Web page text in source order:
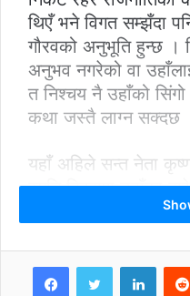
थिएँ भने विगत सम्झँदा
गौरवको अनुभूति हुन्छ ।
अनुभव नगरेको वा
त निश्चय नै उहाँको
कथा जस्तै लाग्न सक्दछ
यहाँ अहिले सन्त नेता
स्मृति दिवसमा उहाँका
किसुनजीका बारेमा धेरै
उराठलाग्दो चर्चा